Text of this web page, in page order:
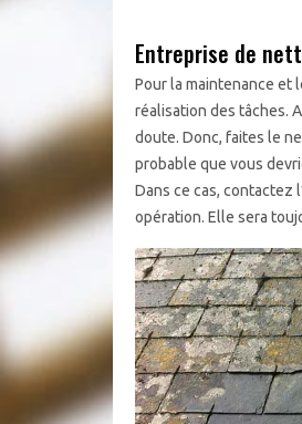
Entreprise de
Pour la maintenance et
réalisation des tâches.
doute. Donc, faites le
probable que vous
Dans ce cas, contactez
opération. Elle sera